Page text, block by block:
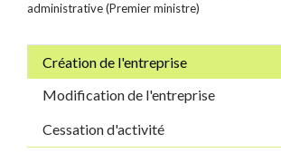
administrative (Premier ministre)
Création de l'entreprise
Modification de l'entreprise
Cessation d'activité